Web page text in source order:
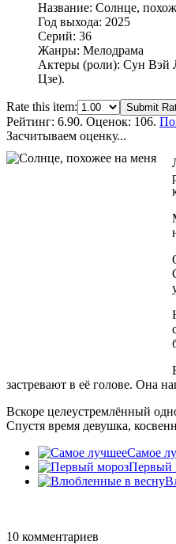
Название: Солнце,
Год выхода: 2025
Серий: 36
Жанры: Мелодрама
Актеры (роли): Сун
Цзе).
Rate this item: Submit
Рейтинг: 6.90. Оценок: 106.
Засчитываем оценку...
застревают в её голове. Она
Вскоре целеустремлённый
Спустя время девушка,
Самое
Первый
10 комментариев